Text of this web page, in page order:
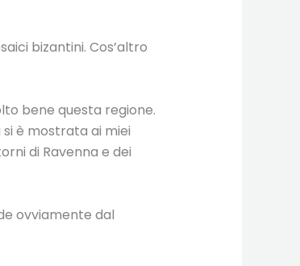
bizantini. Cos’altro
bene questa regione.
è mostrata ai miei
di Ravenna e dei
ovviamente dal